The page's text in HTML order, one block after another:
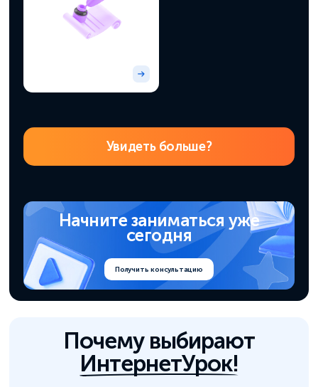
Увидеть больше?
Начните заниматься уже
сегодня
Получить консультацию
Почему выбирают
ИнтернетУрок!